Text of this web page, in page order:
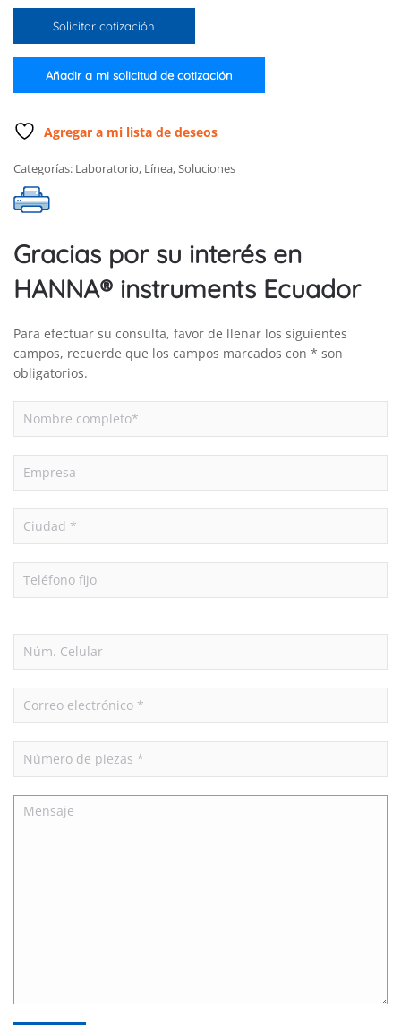
iónica
de
y
cantidad
Solicitar cotización
Añadir a mi solicitud de cotización
Agregar a mi lista de deseos
Categorías: Laboratorio, Línea,Soluciones
Gracias por su interés en
HANNA® instruments Ecuador
Para efectuar su consulta, favor de llenar los siguientes
campos, recuerde que los campos marcados con * son
obligatorios.